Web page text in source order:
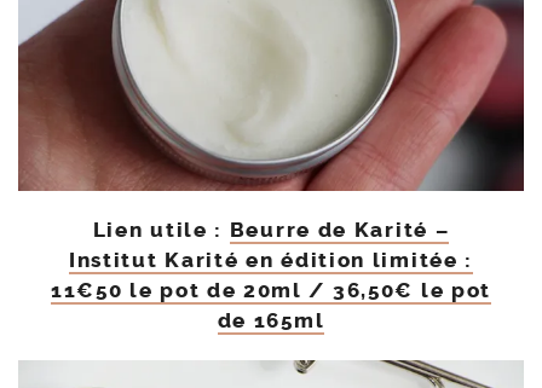
Lien utile : Beurre de Karité –
Institut Karité en édition limitée :
11€50 le pot de 20ml / 36,50€ le pot
de 165ml